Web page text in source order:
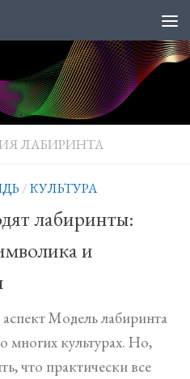
ЛАБИРИНТА
/КУЛЬТУPA
лабиринты:
и
Модель лабиринта
многих культурах. Но,
что практически все